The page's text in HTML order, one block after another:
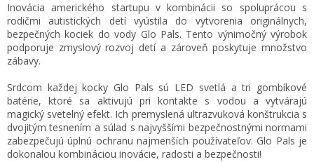
Inovácia amerického startupu v kombinácii so spoluprácou s
rodičmi autistických detí vyústila do vytvorenia originálnych,
bezpečných kociek do vody Glo Pals. Tento výnimočný výrobok
podporuje zmyslový rozvoj detí a zároveň poskytuje množstvo
zábavy.
Srdcom každej kocky Glo Pals sú LED svetlá a tri gombíkové
batérie, ktoré sa aktivujú pri kontakte s vodou a vytvárajú
magický svetelný efekt. Ich premyslená ultrazvuková konštrukcia s
dvojitým tesnením a súlad s najvyššími bezpečnostnými normami
zabezpečujú úplnú ochranu najmenších používateľov. Glo Pals je
dokonalou kombináciou inovácie, radosti a bezpečnosti!